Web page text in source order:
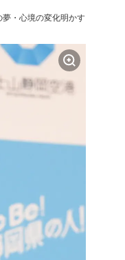
・心境の変化明かす